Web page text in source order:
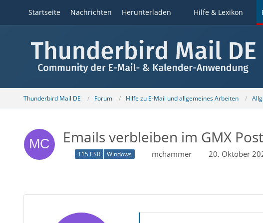
Startseite Nachrichten Herunterladen Hilfe & Lexikon
Thunderbird Mail DE Forum Hilfe zu E-Mail und allgemeines Arbeiten
Emails verbleiben im GMX
115 ESR Windows mchammer 20. Oktober